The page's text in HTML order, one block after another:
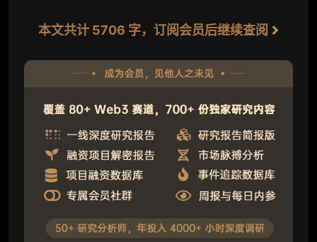
本文共计 5706 字，订阅会员后继续查阅